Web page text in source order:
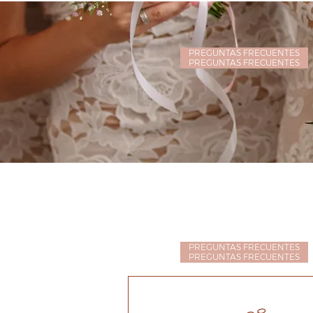
PREGUNTAS FRECUENTES
PREGUNTAS FRECUENTES
PREGUNTAS FRECUENTES
PREGUNTAS FRECUENTES